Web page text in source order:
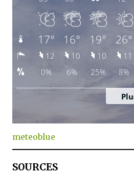
meteoblue
SOURCES